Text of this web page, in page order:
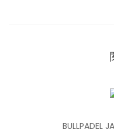
BULLPADEL